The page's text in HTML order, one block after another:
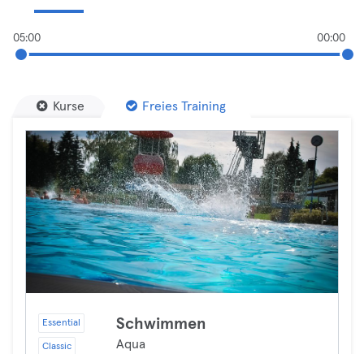
05:00 00:00
Kurse Freies Training
Essential
Classic
Schwimmen
Aqua